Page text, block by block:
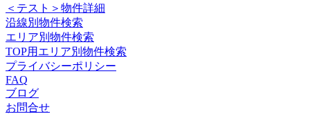
＜テスト＞物件詳細
沿線別物件検索
エリア別物件検索
TOP用エリア別物件検索
プライバシーポリシー
FAQ
ブログ
お問合せ